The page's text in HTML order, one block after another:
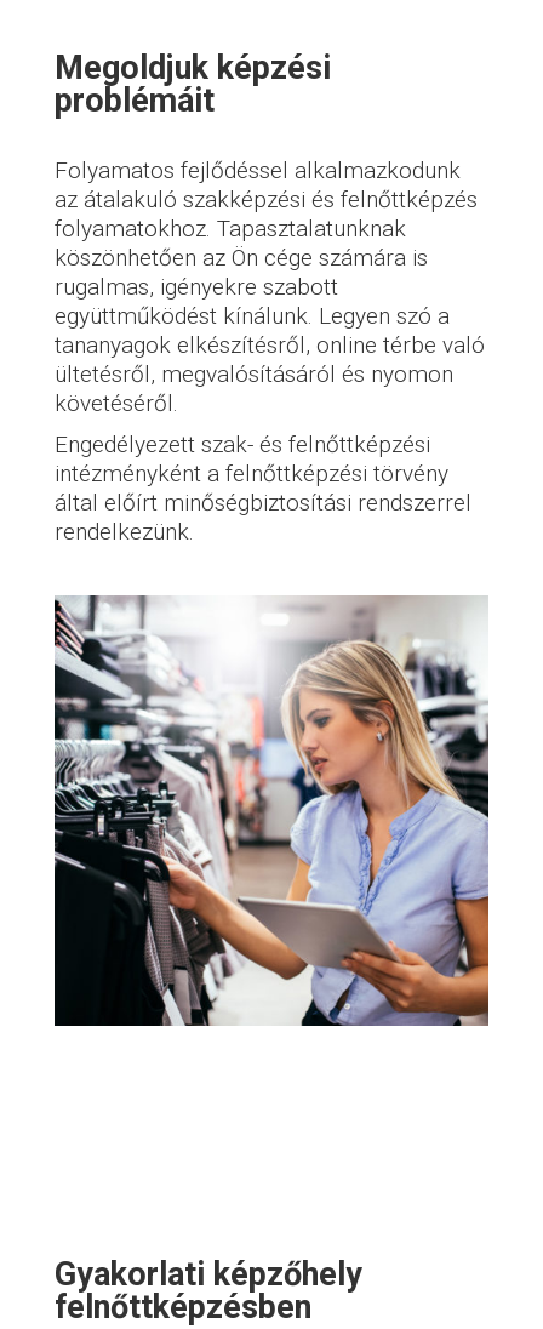
Megoldjuk képzési
problémáit
Folyamatos fejlődéssel alkalmazkodunk
az átalakuló szakképzési és felnőttképzés
folyamatokhoz. Tapasztalatunknak
köszönhetően az Ön cége számára is
rugalmas, igényekre szabott
együttműködést kínálunk. Legyen szó a
tananyagok elkészítésről, online térbe való
ültetésről, megvalósításáról és nyomon
követéséről.
Engedélyezett szak- és felnőttképzési
intézményként a felnőttképzési törvény
által előírt minőségbiztosítási rendszerrel
rendelkezünk.
Gyakorlati képzőhely
felnőttképzésben